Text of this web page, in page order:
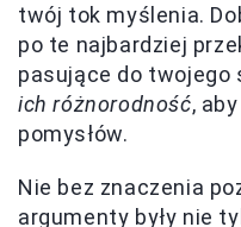
twój tok myślenia.
po te najbardziej
pasujące do twojego
ich różnorodność,
pomysłów.
Nie bez znaczenia
argumenty były nie